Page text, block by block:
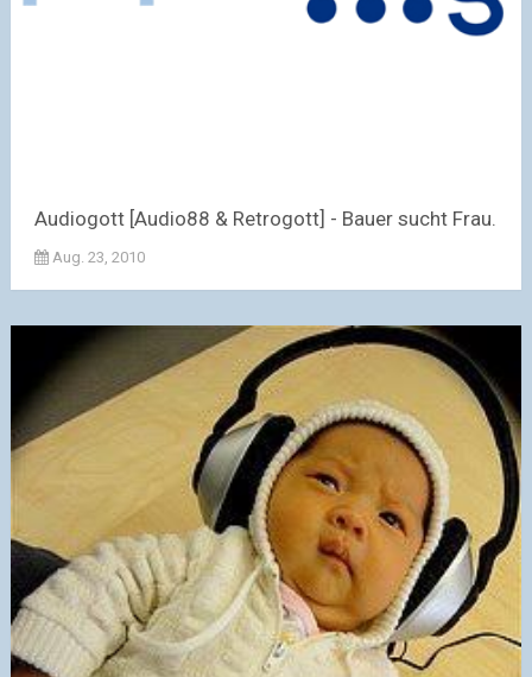
Audiogott [Audio88 & Retrogott] - Bauer sucht Frau.
Aug. 23, 2010